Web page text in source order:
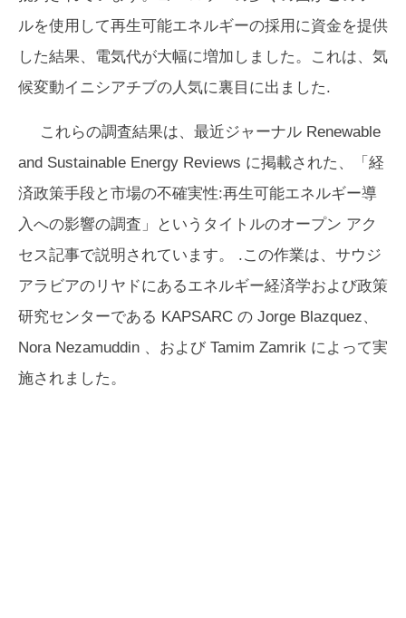
ルを使用して再生可能エネルギーの採用に資金を提供
した結果、電気代が大幅に増加しました。これは、気
候変動イニシアチブの人気に裏目に出ました.
これらの調査結果は、最近ジャーナル Renewable
and Sustainable Energy Reviews に掲載された、「経
済政策手段と市場の不確実性:再生可能エネルギー導
入への影響の調査」というタイトルのオープン アク
セス記事で説明されています。 .この作業は、サウジ
アラビアのリヤドにあるエネルギー経済学および政策
研究センターである KAPSARC の Jorge Blazquez、
Nora Nezamuddin 、および Tamim Zamrik によって実
施されました。